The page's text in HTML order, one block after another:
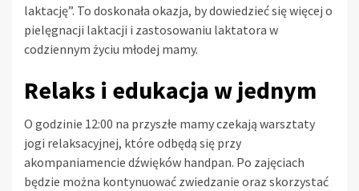
laktację”. To doskonała okazja, by dowiedzieć się więcej o
pielęgnacji laktacji i zastosowaniu laktatora w
codziennym życiu młodej mamy.
Relaks i edukacja w jednym
O godzinie 12:00 na przyszłe mamy czekają warsztaty
jogi relaksacyjnej, które odbędą się przy
akompaniamencie dźwięków handpan. Po zajęciach
będzie można kontynuować zwiedzanie oraz skorzystać